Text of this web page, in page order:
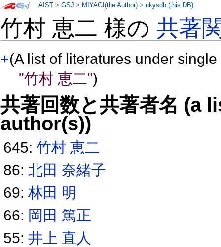
竹村 恵二 様の共著
+(A list of literatures under
"竹村 恵二")
共著回数と共著者名 (a
author(s))
645:竹村 恵二
86:北田 奈緒子
69:林田 明
66: 岡田 篤正
55:井上 直人
AIST >GSJ > MIYAGI(the Author) >nkysdb (this DB)